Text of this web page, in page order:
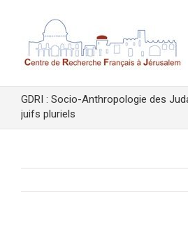
GDRI : Socio-Anthropologie des
juifs pluriels